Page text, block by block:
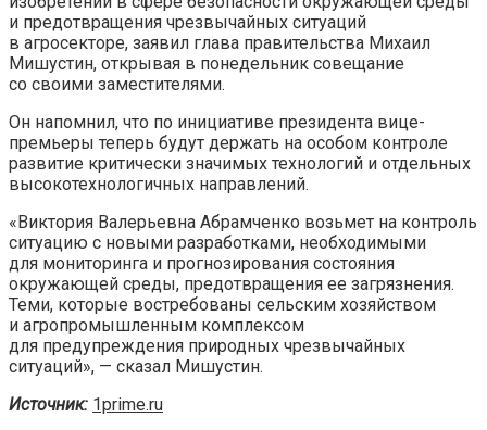
и предотвращения чрезвычайных ситуаций
в агросекторе, заявил глава правительства Михаил
Мишустин, открывая в понедельник совещание
со своими заместителями.
Он напомнил, что по инициативе президента вице-
премьеры теперь будут держать на особом контроле
развитие критически значимых технологий и отдельных
высокотехнологичных направлений.
«Виктория Валерьевна Абрамченко возьмет на контроль
ситуацию с новыми разработками, необходимыми
для мониторинга и прогнозирования состояния
окружающей среды, предотвращения ее загрязнения.
Теми, которые востребованы сельским хозяйством
и агропромышленным комплексом
для предупреждения природных чрезвычайных
ситуаций», — сказал Мишустин.
Источник: 1prime.ru